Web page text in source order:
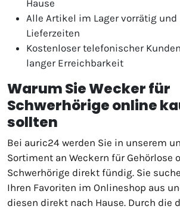
Hause
Alle Artikel im Lager vorrätig und
Lieferzeiten
Kostenloser telefonischer
langer Erreichbarkeit
Warum Sie Wecker für
Schwerhörige online
sollten
Bei auric24 werden Sie in unserem
Sortiment an Weckern für Gehörlose
Schwerhörige direkt fündig. Sie
Ihren Favoriten im Onlineshop aus
diesen direkt nach Hause. Durch die